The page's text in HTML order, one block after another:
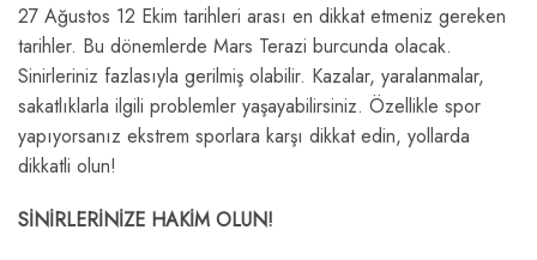
27 Ağustos 12 Ekim tarihleri arası en dikkat etmeniz gereken
tarihler. Bu dönemlerde Mars Terazi burcunda olacak.
Sinirleriniz fazlasıyla gerilmiş olabilir. Kazalar, yaralanmalar,
sakatlıklarla ilgili problemler yaşayabilirsiniz. Özellikle spor
yapıyorsanız ekstrem sporlara karşı dikkat edin, yollarda
dikkatli olun!
SİNİRLERİNİZE HAKİM OLUN!